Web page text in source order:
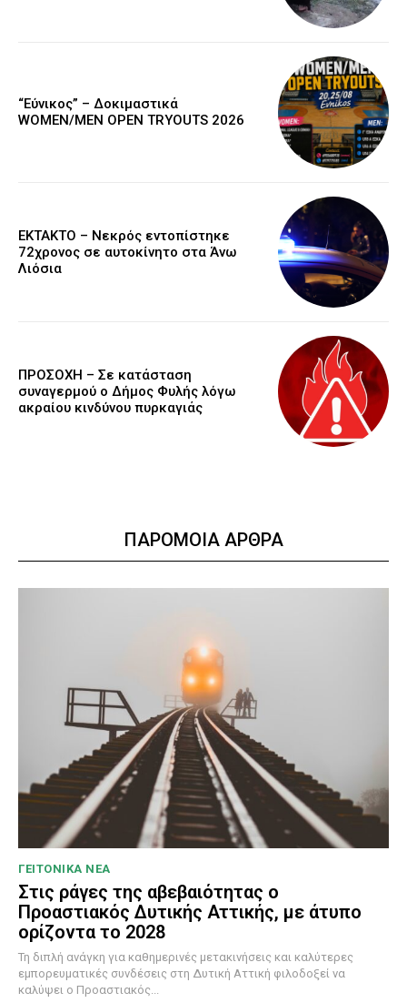
“Εύνικος” – Δοκιμαστικά
WOMEN/MEN OPEN TRYOUTS 2026
EKTAKTO – Νεκρός εντοπίστηκε
72χρονος σε αυτοκίνητο στα Άνω
Λιόσια
ΠΡΟΣΟΧΗ – Σε κατάσταση
συναγερμού ο Δήμος Φυλής λόγω
ακραίου κινδύνου πυρκαγιάς
ΠΑΡΟΜΟΙΑ ΑΡΘΡΑ
ΓΕΙΤΟΝΙΚΑ ΝΕΑ
Στις ράγες της αβεβαιότητας ο
Προαστιακός Δυτικής Αττικής, με άτυπο
ορίζοντα το 2028
Τη διπλή ανάγκη για καθημερινές μετακινήσεις και καλύτερες
εμπορευματικές συνδέσεις στη Δυτική Αττική φιλοδοξεί να
καλύψει ο Προαστιακός...